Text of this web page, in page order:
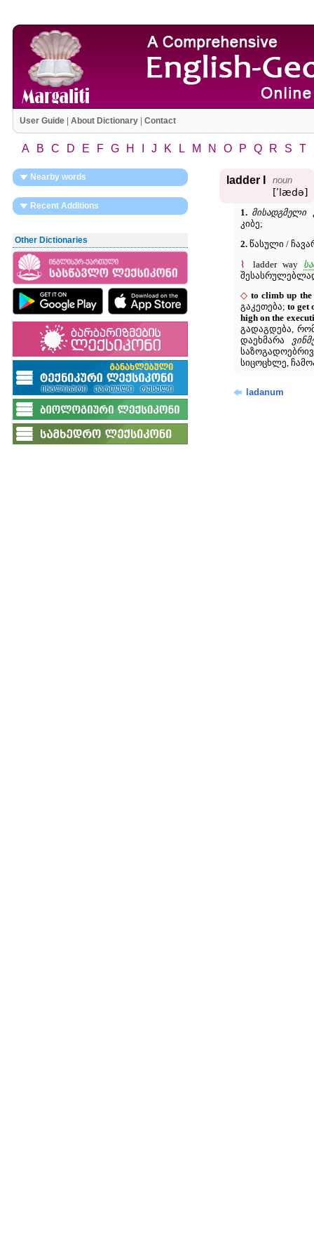
User Guide| About Dictionary| Contact
A B C D E F G H J K L M N O P Q R S T
Nearby words
Recent Additions
Other Dictionaries
ladder I noun
[ʹlædə]
1. მისადგმელი
კიბე;
2.წასული /
⌇ ladder way
◇ to climb up the
გაკეთება; to get
high on the
გადაგდება,
დაეხმარა
სიცოცხლე,
ladanum